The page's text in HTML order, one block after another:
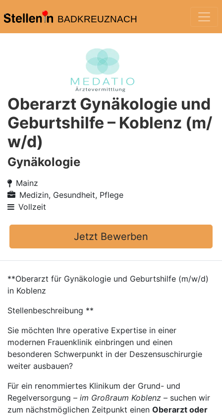
BADKREUZNACH
Oberarzt Gynäkologie und
Geburtshilfe – Koblenz (m/
w/d)
Gynäkologie
Mainz
Medizin, Gesundheit, Pflege
Vollzeit
Jetzt Bewerben
**Oberarzt für Gynäkologie und Geburtshilfe (m/w/d)
in Koblenz
Stellenbeschreibung **
Sie möchten Ihre operative Expertise in einer
modernen Frauenklinik einbringen und einen
besonderen Schwerpunkt in der Deszensuschirurgie
weiter ausbauen?
Für ein renommiertes Klinikum der Grund- und
Regelversorgung – im Großraum Koblenz – suchen wir
zum nächstmöglichen Zeitpunkt einen Oberarzt oder